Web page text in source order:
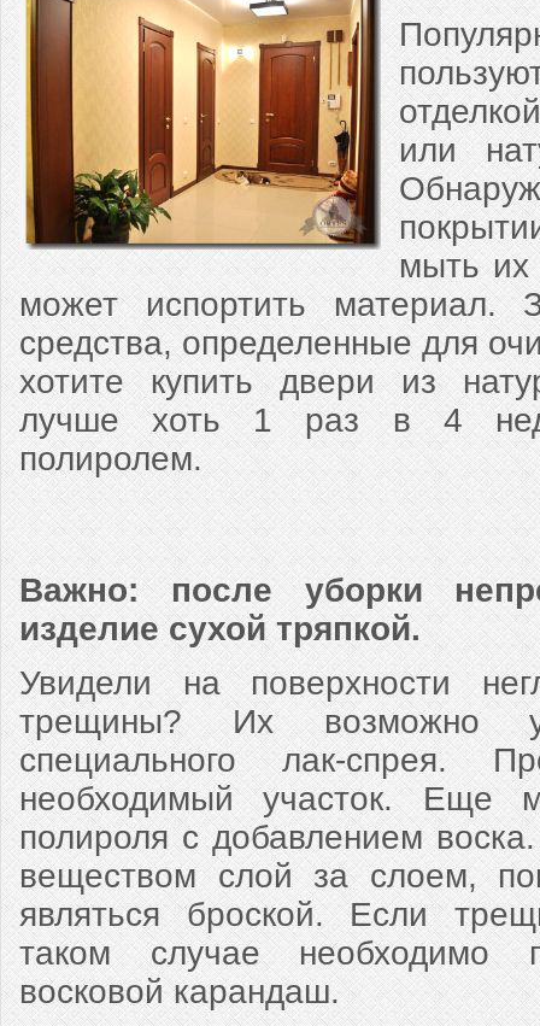
или
мыть
может испортить материал.
средства, определенные для
хотите купить двери из
лучше хоть 1 раз в 4
полиролем.
Важно: после уборки
изделие сухой тряпкой.
Увидели на поверхности
трещины? Их возможно
специального лак-спрея.
необходимый участок. Еще
полироля с добавлением
веществом слой за слоем,
являться броской. Если
таком случае необходимо
восковой карандаш.